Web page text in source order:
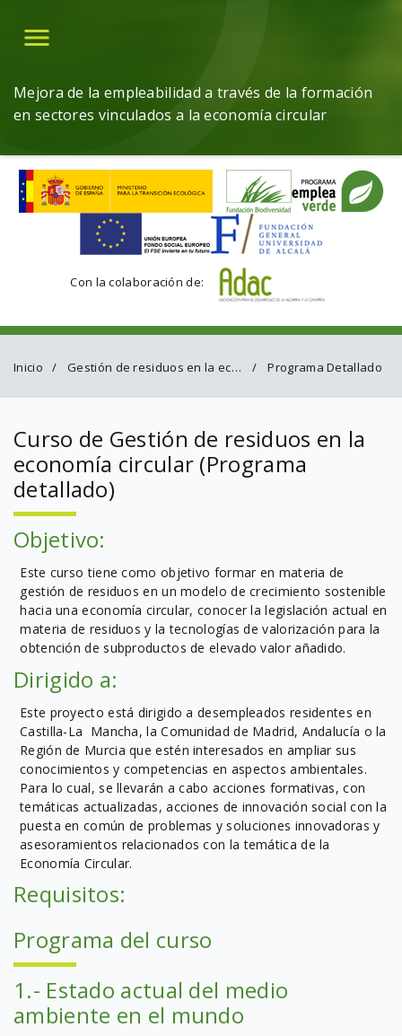
Menú
Mejora de la empleabilidad a través de la formación
en sectores vinculados a la economía circular
Con la colaboración de:
Inicio Gestión de residuos en la economía circular Programa Detallado
Curso de Gestión de residuos en la
economía circular (Programa
detallado)
Objetivo:
Este curso tiene como objetivo formar en materia de
gestión de residuos en un modelo de crecimiento sostenible
hacia una economía circular, conocer la legislación actual en
materia de residuos y la tecnologías de valorización para la
obtención de subproductos de elevado valor añadido.
Dirigido a:
Este proyecto está dirigido a desempleados residentes en
Castilla-La Mancha, la Comunidad de Madrid, Andalucía o la
Región de Murcia que estén interesados en ampliar sus
conocimientos y competencias en aspectos ambientales.
Para lo cual, se llevarán a cabo acciones formativas, con
temáticas actualizadas, acciones de innovación social con la
puesta en común de problemas y soluciones innovadoras y
asesoramientos relacionados con la temática de la
Economía Circular.
Requisitos:
Programa del curso
1.- Estado actual del medio
ambiente en el mundo